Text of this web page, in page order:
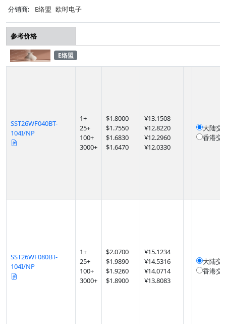
分销商: E络盟 欧时电子
参考价格
E络盟
SST26WF040BT-
104I/NP
1+
25+
100+
3000+
$1.8000
$1.7550
$1.6830
$1.6470
¥13.1508
¥12.8220
¥12.2960
¥12.0330
大陆交
香港交
SST26WF080BT-
104I/NP
1+
25+
100+
3000+
$2.0700
$1.9890
$1.9260
$1.8900
¥15.1234
¥14.5316
¥14.0714
¥13.8083
大陆交
香港交